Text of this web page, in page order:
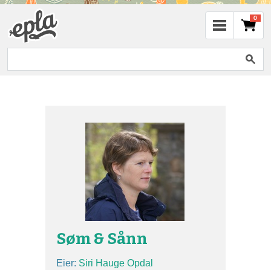
0
Søm & Sånn
Eier: Siri Hauge Opdal